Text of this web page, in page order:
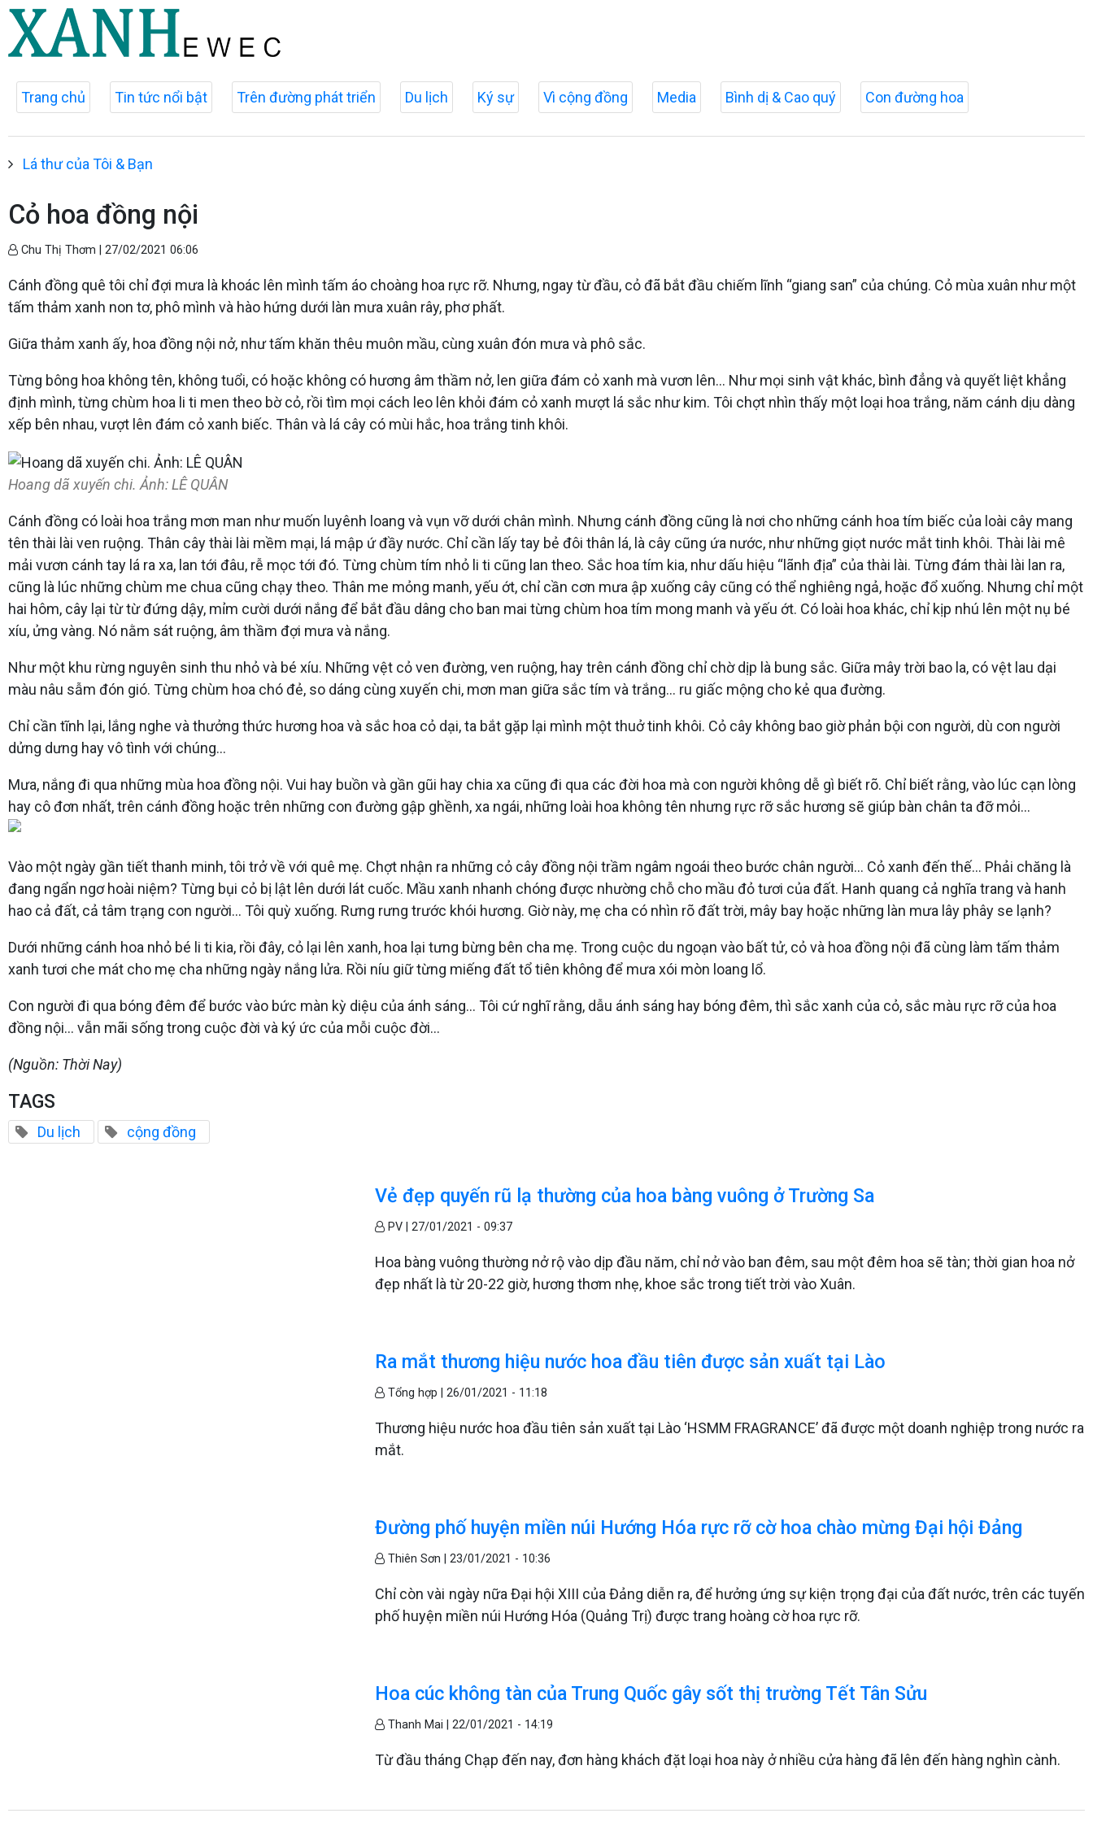
Trang chủ Tin tức nổi bật Trên đường phát triển Du lịch Ký sự Vì cộng đồng Media Bình dị & Cao quý Con đường hoa
Lá thư của Tôi & Bạn
Cỏ hoa đồng nội
Chu Thị Thơm | 27/02/2021 06:06
Cánh đồng quê tôi chỉ đợi mưa là khoác lên mình tấm áo choàng hoa rực rỡ. Nhưng, ngay từ đầu, cỏ đã bắt đầu chiếm lĩnh “giang san” của chúng. Cỏ mùa xuân như một
tấm thảm xanh non tơ, phô mình và hào hứng dưới làn mưa xuân rây, phơ phất.
Giữa thảm xanh ấy, hoa đồng nội nở, như tấm khăn thêu muôn mầu, cùng xuân đón mưa và phô sắc.
Từng bông hoa không tên, không tuổi, có hoặc không có hương âm thầm nở, len giữa đám cỏ xanh mà vươn lên... Như mọi sinh vật khác, bình đẳng và quyết liệt khẳng
định mình, từng chùm hoa li ti men theo bờ cỏ, rồi tìm mọi cách leo lên khỏi đám cỏ xanh mượt lá sắc như kim. Tôi chợt nhìn thấy một loại hoa trắng, năm cánh dịu dàng
xếp bên nhau, vượt lên đám cỏ xanh biếc. Thân và lá cây có mùi hắc, hoa trắng tinh khôi.
Hoang dã xuyến chi. Ảnh: LÊ QUÂN
Cánh đồng có loài hoa trắng mơn man như muốn luyênh loang và vụn vỡ dưới chân mình. Nhưng cánh đồng cũng là nơi cho những cánh hoa tím biếc của loài cây mang
tên thài lài ven ruộng. Thân cây thài lài mềm mại, lá mập ứ đầy nước. Chỉ cần lấy tay bẻ đôi thân lá, là cây cũng ứa nước, như những giọt nước mắt tinh khôi. Thài lài mê
mải vươn cánh tay lá ra xa, lan tới đâu, rễ mọc tới đó. Từng chùm tím nhỏ li ti cũng lan theo. Sắc hoa tím kia, như dấu hiệu “lãnh địa” của thài lài. Từng đám thài lài lan ra,
cũng là lúc những chùm me chua cũng chạy theo. Thân me mỏng manh, yếu ớt, chỉ cần cơn mưa ập xuống cây cũng có thể nghiêng ngả, hoặc đổ xuống. Nhưng chỉ một
hai hôm, cây lại từ từ đứng dậy, mỉm cười dưới nắng để bắt đầu dâng cho ban mai từng chùm hoa tím mong manh và yếu ớt. Có loài hoa khác, chỉ kịp nhú lên một nụ bé
xíu, ửng vàng. Nó nằm sát ruộng, âm thầm đợi mưa và nắng.
Như một khu rừng nguyên sinh thu nhỏ và bé xíu. Những vệt cỏ ven đường, ven ruộng, hay trên cánh đồng chỉ chờ dịp là bung sắc. Giữa mây trời bao la, có vệt lau dại
màu nâu sẫm đón gió. Từng chùm hoa chó đẻ, so dáng cùng xuyến chi, mơn man giữa sắc tím và trắng... ru giấc mộng cho kẻ qua đường.
Chỉ cần tĩnh lại, lắng nghe và thưởng thức hương hoa và sắc hoa cỏ dại, ta bắt gặp lại mình một thuở tinh khôi. Cỏ cây không bao giờ phản bội con người, dù con người
dửng dưng hay vô tình với chúng...
Mưa, nắng đi qua những mùa hoa đồng nội. Vui hay buồn và gần gũi hay chia xa cũng đi qua các đời hoa mà con người không dễ gì biết rõ. Chỉ biết rằng, vào lúc cạn lòng
hay cô đơn nhất, trên cánh đồng hoặc trên những con đường gập ghềnh, xa ngái, những loài hoa không tên nhưng rực rỡ sắc hương sẽ giúp bàn chân ta đỡ mỏi...
Vào một ngày gần tiết thanh minh, tôi trở về với quê mẹ. Chợt nhận ra những cỏ cây đồng nội trầm ngâm ngoái theo bước chân người... Cỏ xanh đến thế... Phải chăng là
đang ngẩn ngơ hoài niệm? Từng bụi cỏ bị lật lên dưới lát cuốc. Mầu xanh nhanh chóng được nhường chỗ cho mầu đỏ tươi của đất. Hanh quang cả nghĩa trang và hanh
hao cả đất, cả tâm trạng con người... Tôi quỳ xuống. Rưng rưng trước khói hương. Giờ này, mẹ cha có nhìn rõ đất trời, mây bay hoặc những làn mưa lây phây se lạnh?
Dưới những cánh hoa nhỏ bé li ti kia, rồi đây, cỏ lại lên xanh, hoa lại tưng bừng bên cha mẹ. Trong cuộc du ngoạn vào bất tử, cỏ và hoa đồng nội đã cùng làm tấm thảm
xanh tươi che mát cho mẹ cha những ngày nắng lửa. Rồi níu giữ từng miếng đất tổ tiên không để mưa xói mòn loang lổ.
Con người đi qua bóng đêm để bước vào bức màn kỳ diệu của ánh sáng... Tôi cứ nghĩ rằng, dẫu ánh sáng hay bóng đêm, thì sắc xanh của cỏ, sắc màu rực rỡ của hoa
đồng nội... vẫn mãi sống trong cuộc đời và ký ức của mỗi cuộc đời...
(Nguồn: Thời Nay)
TAGS
Du lịch cộng đồng
Vẻ đẹp quyến rũ lạ thường của hoa bàng vuông ở Trường Sa
PV |27/01/2021 - 09:37
Hoa bàng vuông thường nở rộ vào dịp đầu năm, chỉ nở vào ban đêm, sau một đêm hoa sẽ tàn; thời gian hoa nở
đẹp nhất là từ 20-22 giờ, hương thơm nhẹ, khoe sắc trong tiết trời vào Xuân.
Ra mắt thương hiệu nước hoa đầu tiên được sản xuất tại Lào
Tổng hợp |26/01/2021 - 11:18
Thương hiệu nước hoa đầu tiên sản xuất tại Lào ‘HSMM FRAGRANCE’ đã được một doanh nghiệp trong nước ra
mắt.
Đường phố huyện miền núi Hướng Hóa rực rỡ cờ hoa chào mừng Đại hội Đảng
Thiên Sơn |23/01/2021 - 10:36
Chỉ còn vài ngày nữa Đại hội XIII của Đảng diễn ra, để hưởng ứng sự kiện trọng đại của đất nước, trên các tuyến
phố huyện miền núi Hướng Hóa (Quảng Trị) được trang hoàng cờ hoa rực rỡ.
Hoa cúc không tàn của Trung Quốc gây sốt thị trường Tết Tân Sửu
Thanh Mai |22/01/2021 - 14:19
Từ đầu tháng Chạp đến nay, đơn hàng khách đặt loại hoa này ở nhiều cửa hàng đã lên đến hàng nghìn cành.